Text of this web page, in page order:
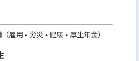
雇用 • 労災 • 健康 • 厚生年金）